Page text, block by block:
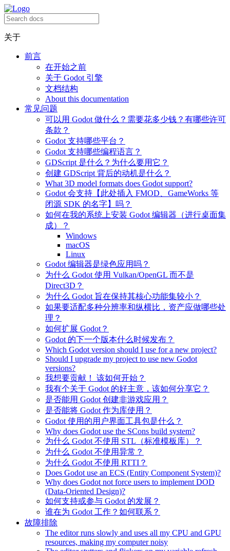
关于
前言
在开始之前
关于 Godot 引擎
文档结构
About this documentation
常见问题
可以用 Godot 做什么？需要花多少钱？有哪些许可
条款？
Godot 支持哪些平台？
Godot 支持哪些编程语言？
GDScript 是什么？为什么要用它？
创建 GDScript 背后的动机是什么？
What 3D model formats does Godot support?
Godot 会支持【此处插入 FMOD、GameWorks 等
闭源 SDK 的名字】吗？
如何在我的系统上安装 Godot 编辑器（进行桌面集
成）？
Windows
macOS
Linux
Godot 编辑器是绿色应用吗？
为什么 Godot 使用 Vulkan/OpenGL 而不是
Direct3D？
为什么 Godot 旨在保持其核心功能集较小？
如果要适配多种分辨率和纵横比，资产应做哪些处
理？
如何扩展 Godot？
Godot 的下一个版本什么时候发布？
Which Godot version should I use for a new project?
Should I upgrade my project to use new Godot
versions?
我想要贡献！ 该如何开始？
我有个关于 Godot 的好主意，该如何分享它？
是否能用 Godot 创建非游戏应用？
是否能将 Godot 作为库使用？
Godot 使用的用户界面工具包是什么？
Why does Godot use the SCons build system?
为什么 Godot 不使用 STL（标准模板库）？
为什么 Godot 不使用异常？
为什么 Godot 不使用 RTTI？
Does Godot use an ECS (Entity Component System)?
Why does Godot not force users to implement DOD
(Data-Oriented Design)?
如何支持或参与 Godot 的发展？
谁在为 Godot 工作？如何联系？
故障排除
The editor runs slowly and uses all my CPU and GPU
resources, making my computer noisy